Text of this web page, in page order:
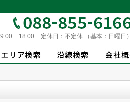
9:00 − 18:00 定休日： 不定休 （基本：日曜日）